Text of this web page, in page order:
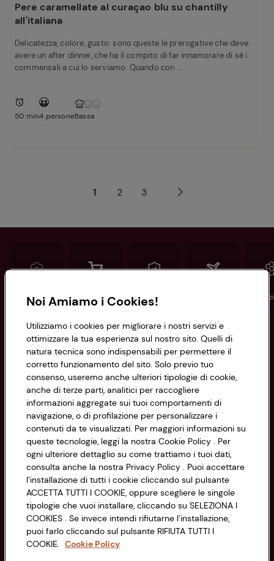
Pere caramellate al curaçao blu su chantilly
all'italiana
Delicatezza, colore, gusto: sono queste le prerogative che deve
avere un after dinner, che ha il compito di far innamorare di sè i
commensali a cui lo serviamo. Quando con ...
50 min4 personeBassa
1 2 3
Conad Spesa online Assicurazioni
Informazioni
Privacy Policy
Cookie Policy
Impostazioni Cookie
Accessibilità
CONAD SOCIETÀ COOPERATIVA
Via Michelino, 59 | 40127 BOLOGNA
Codice Fiscale e Registro Imprese
di Bologna 00865960157
PARTITA IVA 03320960374
Servizio clienti
Noi Amiamo i Cookies!
Utilizziamo i cookies per migliorare i nostri servizi e
ottimizzare la tua esperienza sul nostro sito. Quelli di
natura tecnica sono indispensabili per permettere il
corretto funzionamento del sito. Solo previo tuo
consenso, useremo anche ulteriori tipologie di cookie,
anche di terze parti, analitici per raccogliere
informazioni aggregate sui tuoi comportamenti di
navigazione, o di profilazione per personalizzare i
contenuti da te visualizzati. Per maggiori informazioni su
queste tecnologie, leggi la nostra Cookie Policy . Per
ogni ulteriore dettaglio su come trattiamo i tuoi dati,
consulta anche la nostra Privacy Policy . Puoi accettare
l’installazione di tutti i cookie cliccando sul pulsante
ACCETTA TUTTI I COOKIE, oppure scegliere le singole
tipologie che vuoi installare, cliccando su SELEZIONA I
COOKIES . Se invece intendi rifiutarne l’installazione,
puoi farlo cliccando sul pulsante RIFIUTA TUTTI I
COOKIE. Cookie Policy